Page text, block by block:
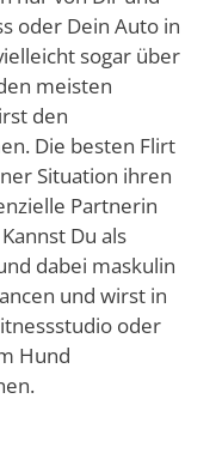
oder Dein Auto in
sogar über
meisten
den
Die besten Flirt
Situation ihren
Partnerin
Du als
dabei maskulin
und wirst in
oder
Hund